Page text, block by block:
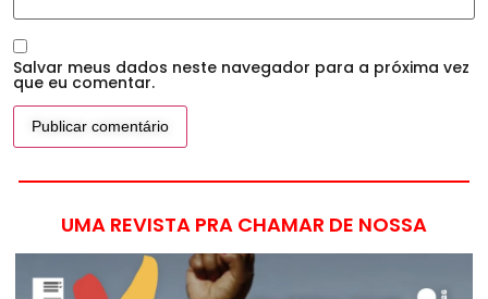
Salvar meus dados neste navegador para a próxima vez
que eu comentar.
UMA REVISTA PRA CHAMAR DE NOSSA